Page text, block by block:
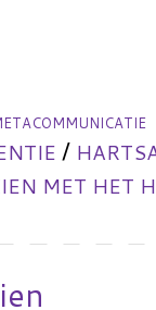
/
MET HET